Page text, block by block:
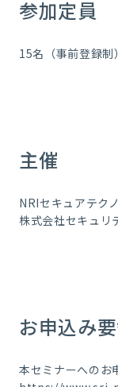
参加定員
15名（事前登録制）
主催
NRIセキュアテク
株式会社セキュリ
お申込み
本セミナーへのお